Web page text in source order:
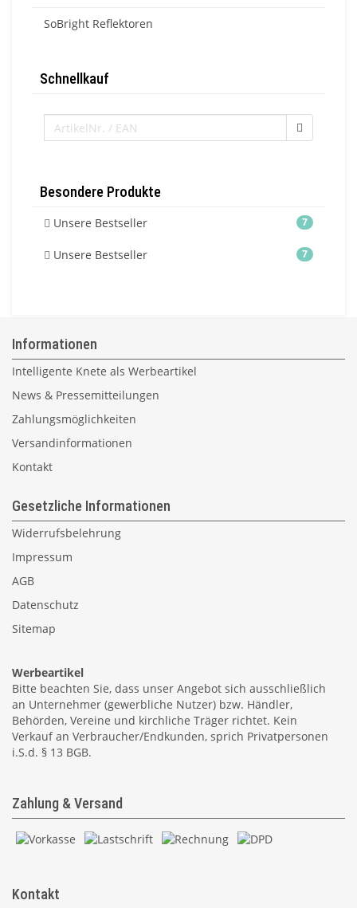
SoBright Reflektoren
Schnellkauf
Besondere Produkte
7
Unsere Bestseller
7
Unsere Bestseller
Informationen
Intelligente Knete als Werbeartikel
News & Pressemitteilungen
Zahlungsmöglichkeiten
Versandinformationen
Kontakt
Gesetzliche Informationen
Widerrufsbelehrung
Impressum
AGB
Datenschutz
Sitemap
Werbeartikel
Bitte beachten Sie, dass unser Angebot sich ausschließlich
an Unternehmer (gewerbliche Nutzer) bzw. Händler,
Behörden, Vereine und kirchliche Träger richtet. Kein
Verkauf an Verbraucher/Endkunden, sprich Privatpersonen
i.S.d. § 13 BGB.
Zahlung & Versand
Kontakt